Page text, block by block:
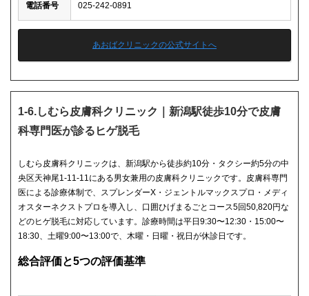
電話番号 025-242-0891
あおばクリニックの公式サイトへ
1-6.しむら皮膚科クリニック｜新潟駅徒歩10分で皮膚
科専門医が診るヒゲ脱毛
しむら皮膚科クリニックは、新潟駅から徒歩約10分・タクシー約5分の中
央区天神尾1-11-11にある男女兼用の皮膚科クリニックです。皮膚科専門
医による診療体制で、スプレンダーX・ジェントルマックスプロ・メディ
オスターネクストプロを導入し、口囲ひげまるごとコース5回50,820円な
どのヒゲ脱毛に対応しています。診療時間は平日9:30〜12:30・15:00〜
18:30、土曜9:00〜13:00で、木曜・日曜・祝日が休診日です。
総合評価と5つの評価基準